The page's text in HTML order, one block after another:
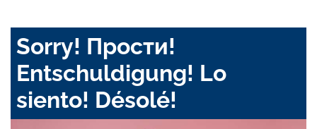
Sorry! Прости!
Entschuldigung! Lo
siento! Désolé!